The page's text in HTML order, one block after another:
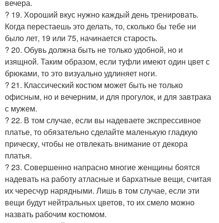
вечера.
? 19. Хороший вкус нужно каждый день тренировать.
Когда перестаешь это делать, то, сколько бы тебе ни
было лет, 19 или 75, начинается старость.
? 20. Обувь должна быть не только удобной, но и
изящной. Таким образом, если туфли имеют один цвет с
брюками, то это визуально удлиняет ноги.
? 21. Классический костюм может быть не только
офисным, но и вечерним, и для прогулок, и для завтрака
с мужем.
? 22. В том случае, если вы надеваете экспрессивное
платье, то обязательно сделайте маленькую гладкую
прическу, чтобы не отвлекать внимание от декора
платья.
? 23. Совершенно напрасно многие женщины боятся
надевать на работу атласные и бархатные вещи, считая
их чересчур нарядными. Лишь в том случае, если эти
вещи будут нейтральных цветов, то их смело можно
назвать рабочим костюмом.